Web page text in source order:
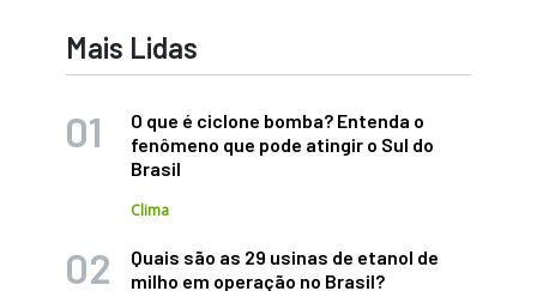
Mais Lidas
O que é ciclone bomba? Entenda o
fenômeno que pode atingir o Sul do
Brasil
Clima
Quais são as 29 usinas de etanol de
milho em operação no Brasil?